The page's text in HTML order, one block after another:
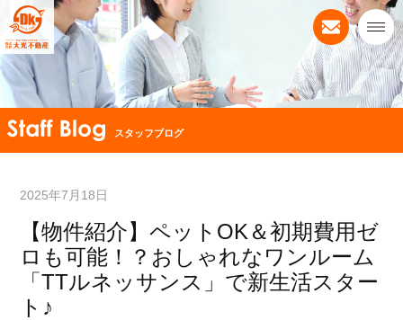
スタッフブログ
2025年7月18日
【物件紹介】ペットOK＆初期費用ゼ
ロも可能！？おしゃれなワンルーム
「TTルネッサンス」で新生活スター
ト♪